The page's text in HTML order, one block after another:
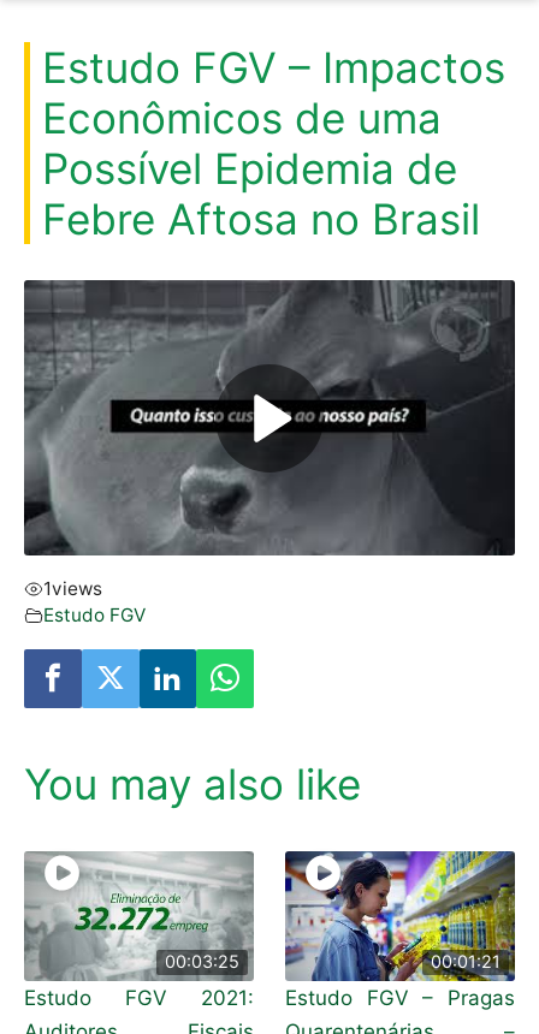
Estudo FGV – Impactos
Econômicos de uma
Possível Epidemia de
Febre Aftosa no Brasil
1views
Estudo FGV
You may also like
00:03:25
Estudo FGV 2021:
00:01:21
Estudo FGV – Pragas